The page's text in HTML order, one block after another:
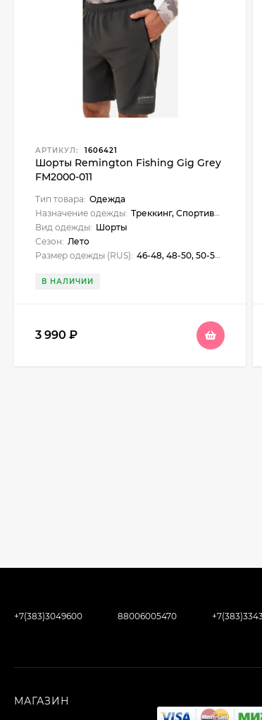
АРТИКУЛ: 1606421
Шорты Remington Fishing Gig Grey
FM2000-011
Тип товара: Одежда
Назначение одежды: Треккинг, Спортивный, Для рыбалки
Вид одежды: Шорты
Сезон: Лето
Размер одежды (RUS): 46-48, 48-50, 50-52, 52-54, 54-56
В НАЛИЧИИ
3 990 ₽
+7(383)3049600 88006005470
МАГАЗИН